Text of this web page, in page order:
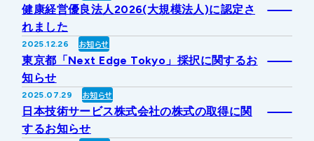
個人投資家の皆様へ
IR方針・免責事項
For Overseas
公式 広報
健康経営優良法人2026(大規模法人)に認定さ
れました
2025.12.26 お知らせ
東京都「Next Edge Tokyo」採択に関するお
知らせ
2025.07.29 お知らせ
日本技術サービス株式会社の株式の取得に関
するお知らせ